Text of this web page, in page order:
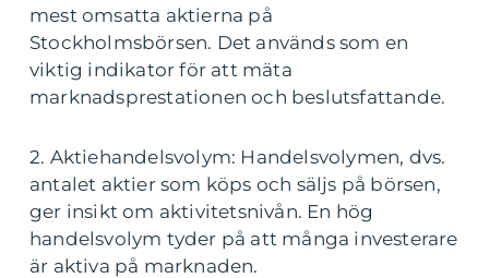
mest omsatta aktierna på
Stockholmsbörsen. Det används som en
viktig indikator för att mäta
marknadsprestationen och beslutsfattande.
2. Aktiehandelsvolym: Handelsvolymen, dvs.
antalet aktier som köps och säljs på börsen,
ger insikt om aktivitetsnivån. En hög
handelsvolym tyder på att många investerare
är aktiva på marknaden.